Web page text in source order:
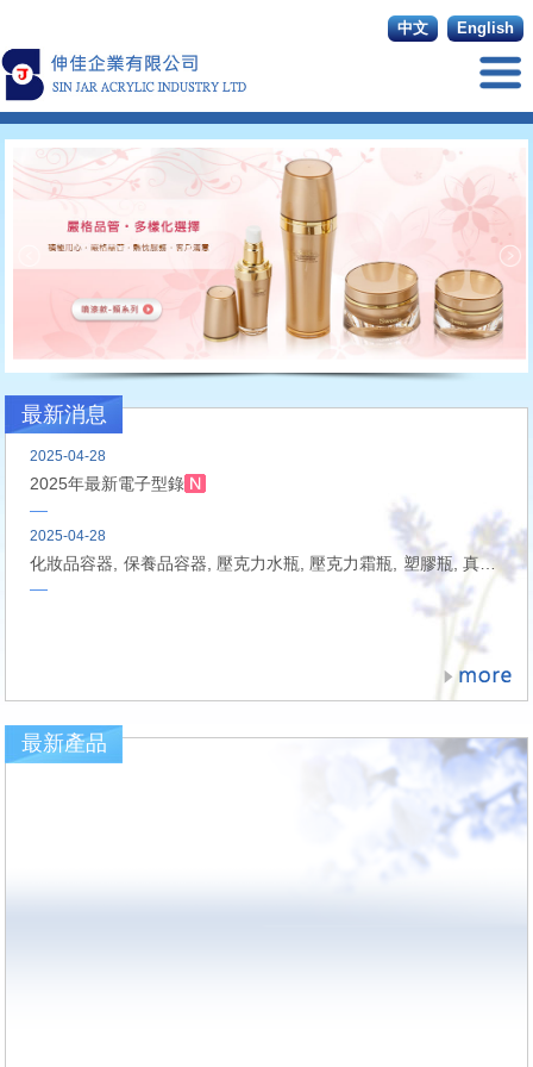
English
中文
最新消息
2025-04-28
2025年最新電子型錄
2025-04-28
化妝品容器, 保養品容器, 壓克力水瓶, 壓克力霜瓶, 塑膠瓶, 真空瓶, 保養品包材, 化妝品包材
最新產品